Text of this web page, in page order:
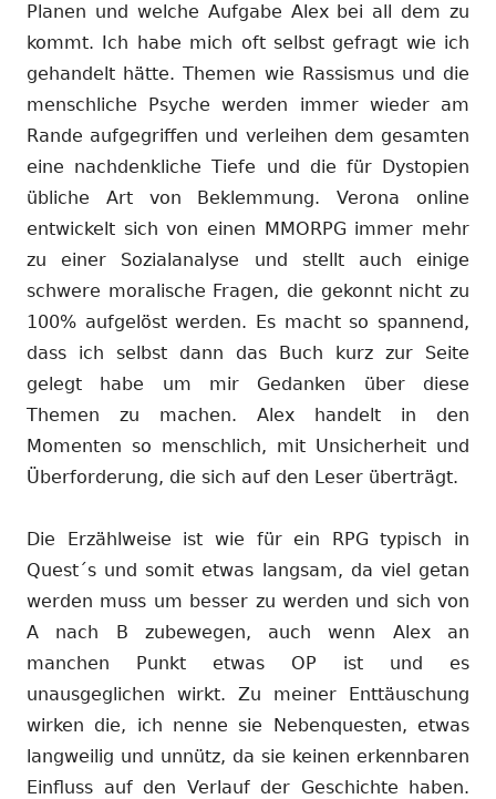
Planen und welche Aufgabe Alex bei all dem zu
kommt. Ich habe mich oft selbst gefragt wie ich
gehandelt hätte. Themen wie Rassismus und die
menschliche Psyche werden immer wieder am
Rande aufgegriffen und verleihen dem gesamten
eine nachdenkliche Tiefe und die für Dystopien
übliche Art von Beklemmung. Verona online
entwickelt sich von einen MMORPG immer mehr
zu einer Sozialanalyse und stellt auch einige
schwere moralische Fragen, die gekonnt nicht zu
100% aufgelöst werden. Es macht so spannend,
dass ich selbst dann das Buch kurz zur Seite
gelegt habe um mir Gedanken über diese
Themen zu machen. Alex handelt in den
Momenten so menschlich, mit Unsicherheit und
Überforderung, die sich auf den Leser überträgt.
Die Erzählweise ist wie für ein RPG typisch in
Quest´s und somit etwas langsam, da viel getan
werden muss um besser zu werden und sich von
A nach B zubewegen, auch wenn Alex an
manchen Punkt etwas OP ist und es
unausgeglichen wirkt. Zu meiner Enttäuschung
wirken die, ich nenne sie Nebenquesten, etwas
langweilig und unnütz, da sie keinen erkennbaren
Einfluss auf den Verlauf der Geschichte haben.